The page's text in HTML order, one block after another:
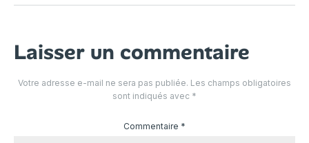
Laisser un commentaire
Votre adresse e-mail ne sera pas publiée. Les champs obligatoires
sont indiqués avec *
Commentaire *